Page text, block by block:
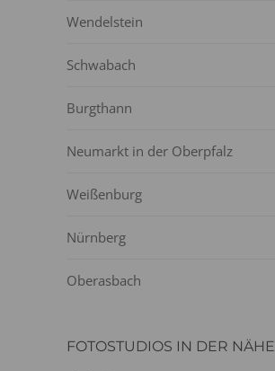
Wendelstein
Schwabach
Burgthann
Neumarkt in der Oberpfalz
Weißenburg
Nürnberg
Oberasbach
FOTOSTUDIOS IN DER NÄHE